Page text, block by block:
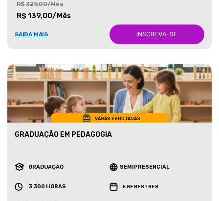
R$ 329,00/Mês
R$ 139,00/Mês
SAIBA MAIS INSCREVA-SE
VAGAS ESGOTADAS
GRADUAÇÃO EM PEDAGOGIA
GRADUAÇÃO SEMIPRESENCIAL
3.300 HORAS 8 SEMESTRES